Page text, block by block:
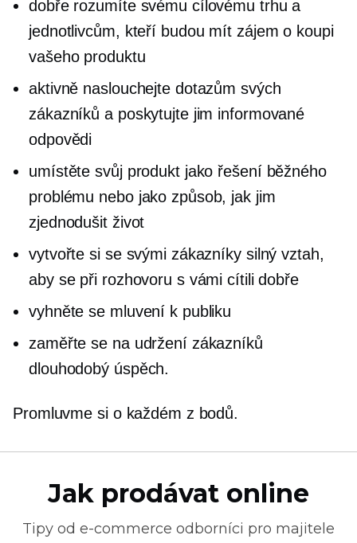
dobře rozumíte svému cílovému trhu a
jednotlivcům, kteří budou mít zájem o koupi
vašeho produktu
aktivně naslouchejte dotazům svých
zákazníků a poskytujte jim informované
odpovědi
umístěte svůj produkt jako řešení běžného
problému nebo jako způsob, jak jim
zjednodušit život
vytvořte si se svými zákazníky silný vztah,
aby se při rozhovoru s vámi cítili dobře
vyhněte se mluvení k publiku
zaměřte se na udržení zákazníků
dlouhodobý úspěch.
Promluvme si o každém z bodů.
Jak prodávat online
Tipy od e-commerce odborníci pro majitele